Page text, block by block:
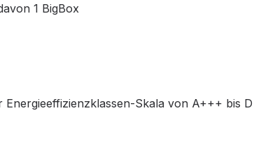
1 BigBox
Skala von A+++ bis D